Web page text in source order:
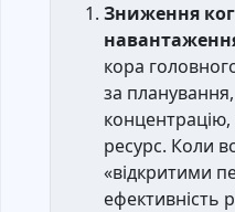
Зниження
кора
за
ресурс. Коли
«відкритими
ефективність